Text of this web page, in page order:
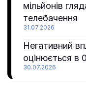
мільйонів
телебачення
31.07.2026
Негативний
оцінюється в
30.07.2026